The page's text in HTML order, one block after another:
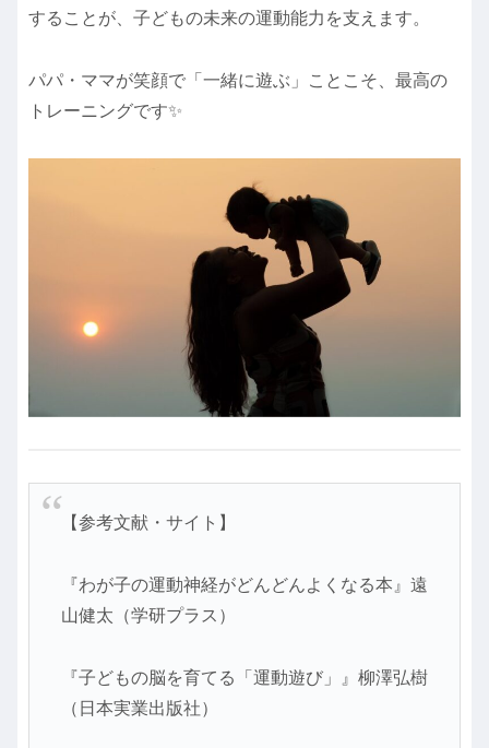
することが、子どもの未来の運動能力を支えます。
パパ・ママが笑顔で「一緒に遊ぶ」ことこそ、最高の
トレーニングです✨
【参考文献・サイト】
『わが子の運動神経がどんどんよくなる本』遠
山健太（学研プラス）
『子どもの脳を育てる「運動遊び」』柳澤弘樹
（日本実業出版社）